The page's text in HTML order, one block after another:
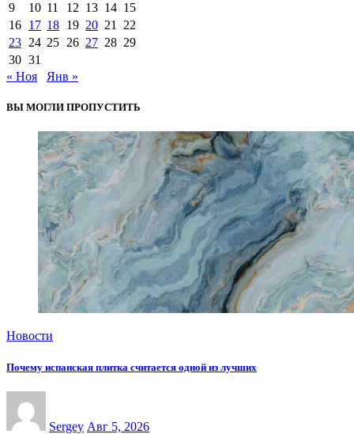
9
10 11 12 13 14 15
16 17 18 19 20 21
22
23 24 25 26 27 28 29
30 31
« Ноя
Янв »
ВЫ МОГЛИ ПРОПУСТИТЬ
Новости
Почему испанская плитка считается одной из лучших
Sergey Авг 5, 2026